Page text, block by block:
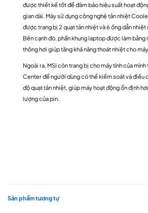
được thiết kế tốt để đảm bảo hiệu suất hoạt
gian dài. Máy sử dụng công nghệ tản nhiệt
được trang bị 2 quạt tản nhiệt và 6 ống dẫn nhiệt
Bên cạnh đó, phần khung laptop được làm
thông hơi giúp tăng khả năng thoát nhiệt cho máy.
Ngoài ra, MSI còn trang bị cho máy tính của mình
Center để người dùng có thể kiểm soát và điều
độ quạt tản nhiệt, giúp máy hoạt động ổn định
lượng của pin.
Sản phẩm tương tự